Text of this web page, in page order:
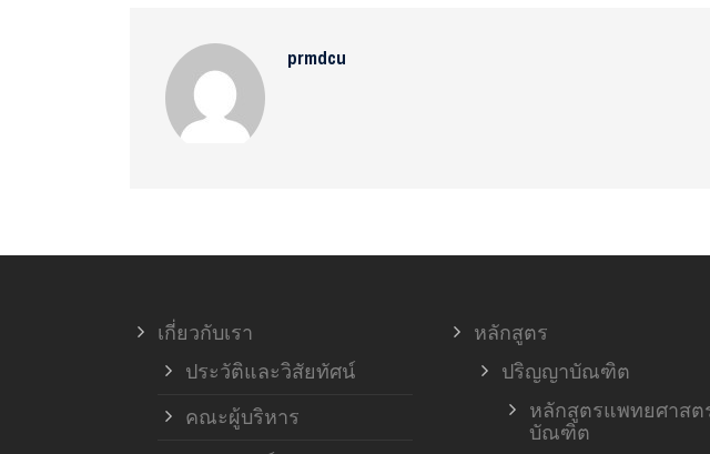
prmdcu
เกี่ยวกับเรา
ประวัติและวิสัยทัศน์
คณะผู้บริหาร
หลักสูตร
ปริญญาบัณฑิต
หลักสูตรแพทยศาสต
บัณฑิต